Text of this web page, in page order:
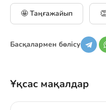
🤩 Таңғажайып
Басқалармен бөлісу
Ұқсас мақалдар